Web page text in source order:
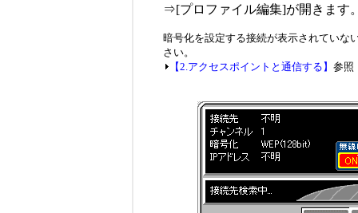
⇒[プロファイル編集]が開きます
暗号化を設定する接続が表示されていな
さい。
【2.アクセスポイントと通信する】 参照